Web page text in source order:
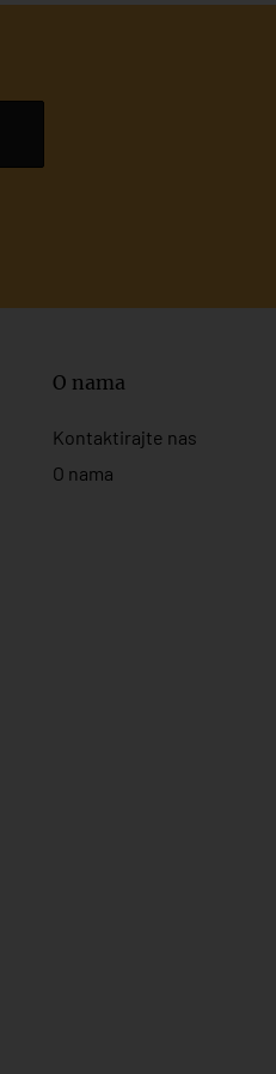
O nama
Kontaktirajte nas
O nama